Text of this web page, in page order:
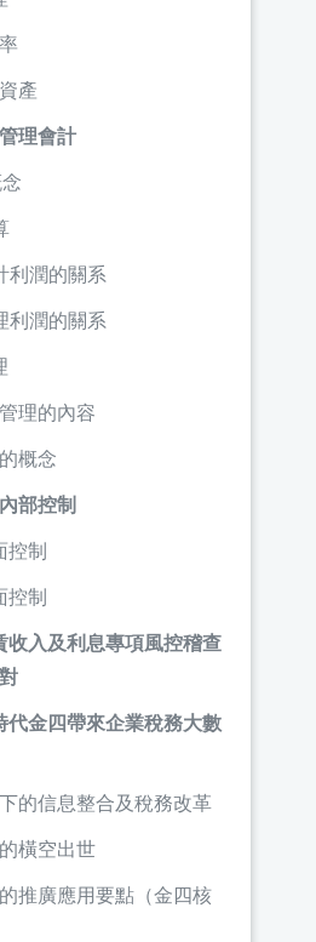
產
理會計
潤的關系
潤的關系
的內容
概念
部控制
制
制
收入及利息專項風控稽查
金四帶來企業稅務大數
信息整合及稅務改革
空出世
廣應用要點（金四核